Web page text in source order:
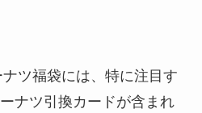
ツ福袋には、特に注目す
ナツ引換カードが含まれ